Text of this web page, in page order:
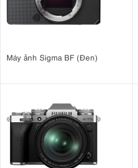
Máy ảnh Sigma BF (Đen)